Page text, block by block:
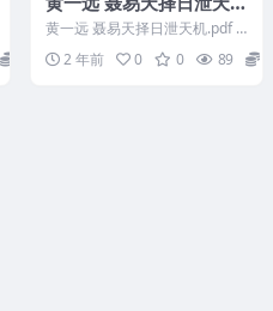
机.pdf
黄一远 聂易天择日泄天机.pdf 2
2 年前 0 0 89